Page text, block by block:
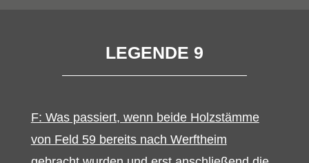
LEGENDE 9
F: Was passiert, wenn beide Holzstämme
von Feld 59 bereits nach Werftheim